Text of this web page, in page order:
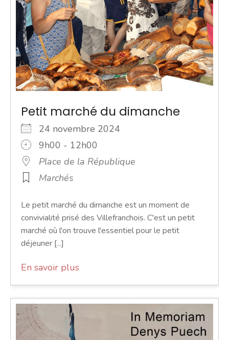
Petit marché du dimanche
24 novembre 2024
9h00 - 12h00
Place de la République
Marchés
Le petit marché du dimanche est un moment de
convivialité prisé des Villefranchois. C'est un petit
marché où l'on trouve l'essentiel pour le petit
déjeuner [...]
En savoir plus